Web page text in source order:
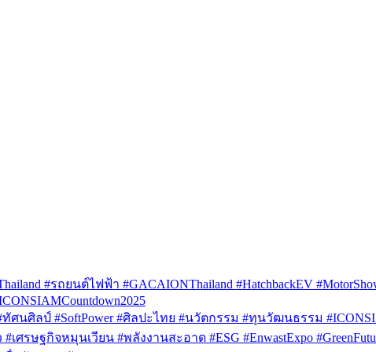
#รถยนต์ไฟฟ้า #GACAIONThailand #HatchbackEV
ศนศิลป์ #SoftPower #ศิลปะไทย #นวัตกรรม #ทุนวัฒนธรรม
ศรษฐกิจหมุนเวียน #พลังงานสะอาด #ESG #EnwastExpo